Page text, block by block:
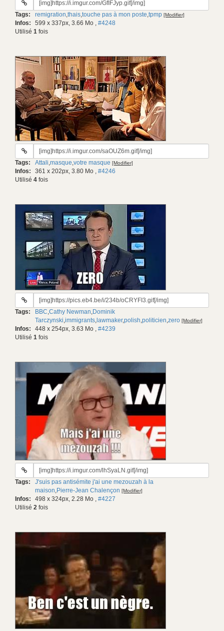
gif:
Tags: remigration,thais,touche pas à mon poste,tpmp [Modifier]
Infos: 599 x 337px, 3.66 Mo , #4248
Utilisé 1 fois
URL
gif:
Tags: Attali,masque,votre masque [Modifier]
Infos: 361 x 202px, 3.80 Mo , #4246
Utilisé 4 fois
URL
gif:
Tags: BBC,Cathy Newman,Dominik
Tarczynski,immigrants, lawmaker,polish,politicien,zero [Modifier]
Infos: 448 x 254px, 3.63 Mo , #4239
Utilisé 1 fois
URL
gif:
Tags:
J'suis pas antisémite j'ai une mezouzah à la
maison,Pierre-Jean Chalençon [Modifier]
Infos: 498 x 324px, 2.28 Mo , #4227
Utilisé 2 fois